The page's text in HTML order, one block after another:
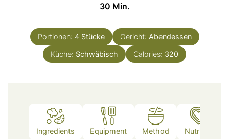
30Minuten
Min.
Portionen: 4 Stücke Gericht: Abendessen
Küche: Schwäbisch Calories: 320
Ingredients Equipment Method Nutrition